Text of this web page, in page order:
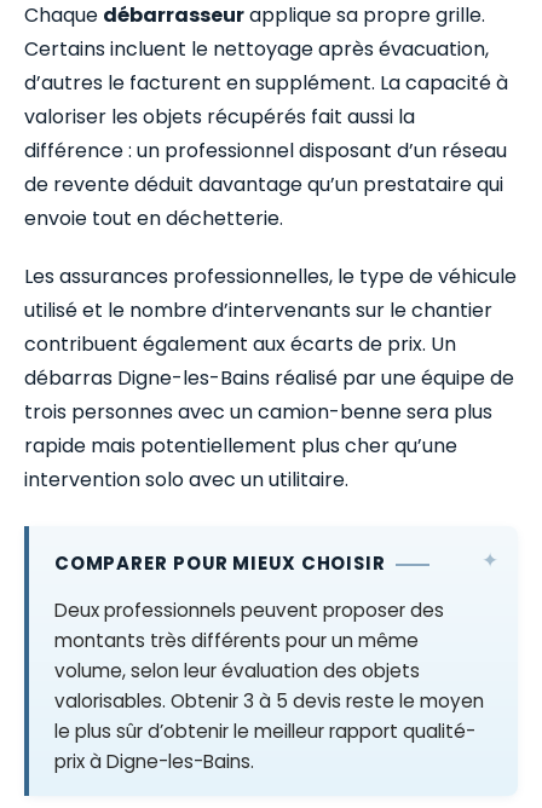
Chaque débarrasseurapplique sa propre grille.
Certains incluent le nettoyage après évacuation,
d’autres le facturent en supplément. La capacité à
valoriser les objets récupérés fait aussi la
différence : un professionnel disposant d’un réseau
de revente déduit davantage qu’un prestataire qui
envoie tout en déchetterie.
Les assurances professionnelles, le type de véhicule
utilisé et le nombre d’intervenants sur le chantier
contribuent également aux écarts de prix. Un
débarras Digne-les-Bains réalisé par une équipe de
trois personnes avec un camion-benne sera plus
rapide mais potentiellement plus cher qu’une
intervention solo avec un utilitaire.
COMPARER POUR MIEUX CHOISIR
Deux professionnels peuvent proposer des
montants très différents pour un même
volume, selon leur évaluation des objets
valorisables. Obtenir 3 à 5 devis reste le moyen
le plus sûr d’obtenir le meilleur rapport qualité-
prix à Digne-les-Bains.